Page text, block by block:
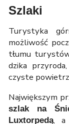
Szlaki
Turystyka
możliwość
tłumu
dzika
czyste
Największym
szlak na
Luxtorpedą, a